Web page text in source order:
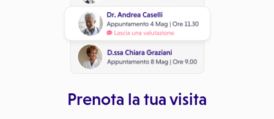
Prenota la tua visita